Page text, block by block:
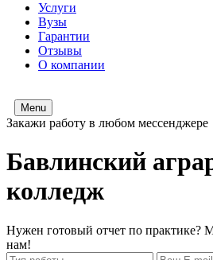
Услуги
Вузы
Гарантии
Отзывы
О компании
Menu
Закажи работу в любом мессенджере
Бавлинский
колледж
Нужен готовый отчет по
нам!